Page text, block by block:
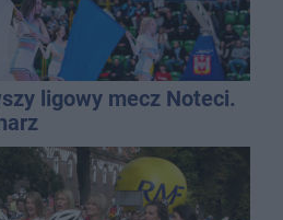
ligowy mecz Noteci.